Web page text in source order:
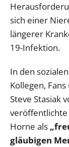
sich einer
längerer
19-Infektion.
In den
Kollegen,
Steve Stasiak
Horne als
gläubigen